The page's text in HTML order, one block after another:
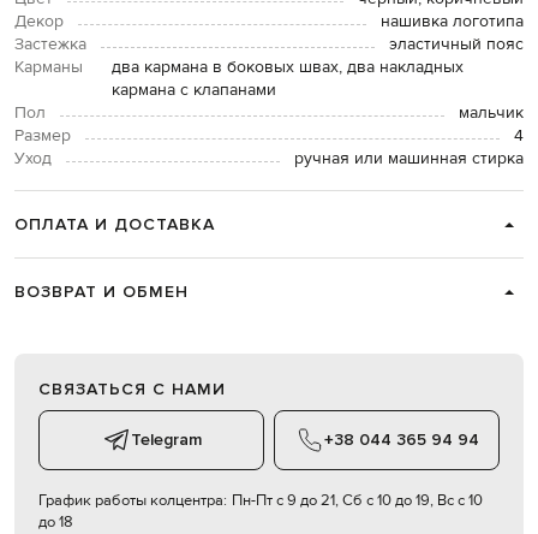
Декор
нашивка логотипа
Застежка
эластичный пояс
Карманы
два кармана в боковых швах, два накладных
кармана с клапанами
Пол
мальчик
Размер
4
Уход
ручная или машинная стирка
ОПЛАТА И ДОСТАВКА
ВОЗВРАТ И ОБМЕН
СВЯЗАТЬСЯ С НАМИ
Telegram +38 044 365 94 94
График работы колцентра: Пн-Пт с 9 до 21, Сб с 10 до 19, Вс с 10
до 18